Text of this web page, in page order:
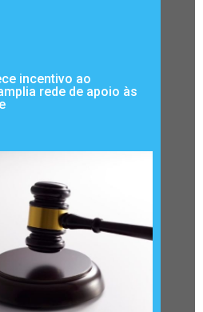
incentivo ao
rede de apoio às